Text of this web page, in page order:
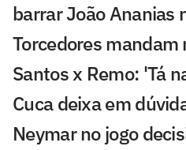
barrar João Ananias
Torcedores mandam
Santos x Remo: 'Tá
Cuca deixa em
Neymar no jogo